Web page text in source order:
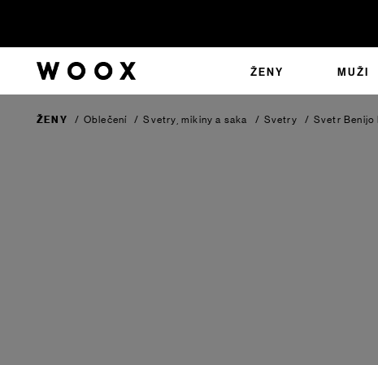
ŽENY MUŽI
ŽENY / Oblečení / Svetry, mikiny a saka / Svetry / Svetr Benijo